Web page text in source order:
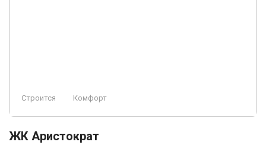
Строится Комфорт
ЖК Аристократ